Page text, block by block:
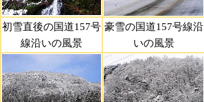
初雪直後の国道157号
線沿いの風景
豪雪の国道157号線沿
いの風景